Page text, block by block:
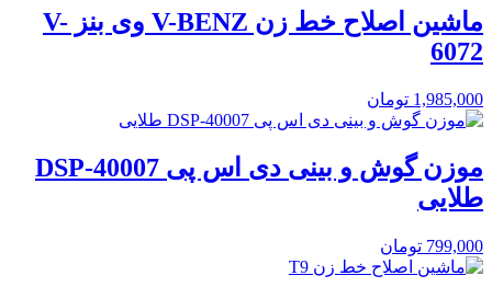
ماشین اصلاح خط زن V-BENZ وی بنز V-
6072
1,985,000 تومان
موزن گوش و بینی دی اس پی DSP-40007
طلایی
799,000 تومان